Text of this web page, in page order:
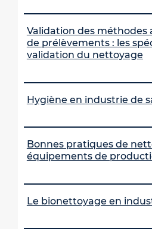
Validation des méthodes
de prélèvements : les
validation du nettoyage
Hygiène en industrie de
Bonnes pratiques de
équipements de
Le bionettoyage en